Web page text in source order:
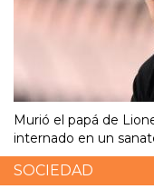
Murió el papá de
internado en un
SOCIEDAD